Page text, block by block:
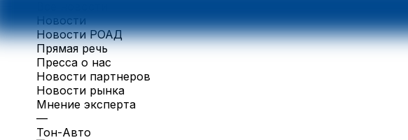
Новости
Новости РОАД
Прямая речь
Пресса о нас
Новости партнеров
Новости рынка
Мнение эксперта
—
Тон-Авто